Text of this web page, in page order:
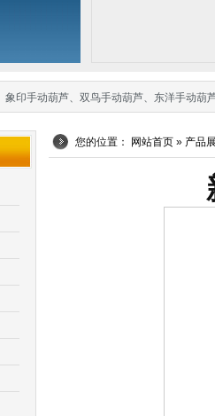
象印手动葫芦、 双鸟手动葫芦、 东洋手动葫
您的位置： 网站首页 » 产品